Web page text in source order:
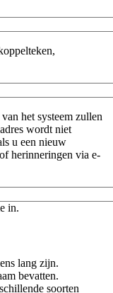
het systeem zullen
wordt niet
u een nieuw
herinneringen via e-
in.
lang zijn.
bevatten.
soorten